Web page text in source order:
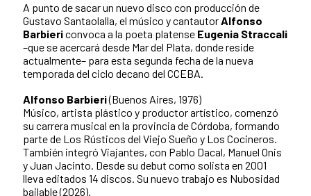
A punto de sacar un nuevo disco con producción de
Gustavo Santaolalla, el músico y cantautorAlfonso
Barbiericonvoca a la poeta platense Eugenia Straccali
–que se acercará desde Mar del Plata, donde reside
actualmente– para esta segunda fecha de la nueva
temporada del ciclo decano del CCEBA.
Alfonso Barbieri(Buenos Aires, 1976)
Músico, artista plástico y productor artístico, comenzó
su carrera musical en la provincia de Córdoba, formando
parte de Los Rústicos del Viejo Sueño y Los Cocineros.
También integró Viajantes, con Pablo Dacal, Manuel Onis
y Juan Jacinto. Desde su debut como solista en 2001
lleva editados 14 discos. Su nuevo trabajo es Nubosidad
bailable (2026).